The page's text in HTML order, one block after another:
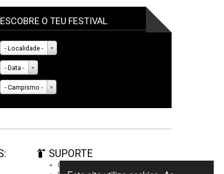
O TEU FESTIVAL
- Localidade -
- Data -
- Campismo -
SUPORTE
Criar conta